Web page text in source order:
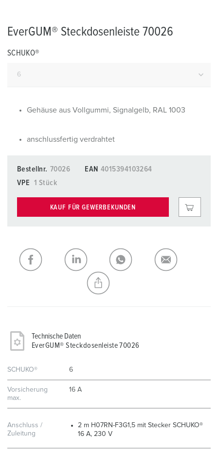
EverGUM® Steckdosenleiste 70026
SCHUKO®
Gehäuse aus Vollgummi, Signalgelb, RAL 1003
anschlussfertig verdrahtet
Bestellnr. 70026 EAN 4015394103264
VPE
1 Stück
KAUF FÜR GEWERBEKUNDEN
Technische Daten
EverGUM® Steckdosenleiste 70026
SCHUKO® 6
Vorsicherung
max.
16 A
Anschluss /
Zuleitung
2 m H07RN-F3G1,5 mit Stecker SCHUKO®
16 A, 230 V